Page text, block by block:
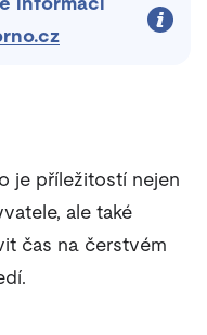
je příležitostí nejen
ale také
čas na čerstvém